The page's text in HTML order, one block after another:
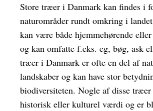
Store træer i Danmark kan findes i
naturområder rundt omkring i
kan være både hjemmehørende
og kan omfatte f.eks. eg, bøg, ask
træer i Danmark er ofte en del af
landskaber og kan have stor
biodiversiteten. Nogle af disse træer
historisk eller kulturel værdi og er